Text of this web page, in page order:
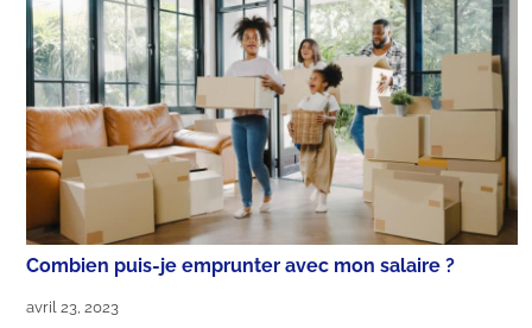
Combien puis-je emprunter avec mon salaire ?
avril 23, 2023